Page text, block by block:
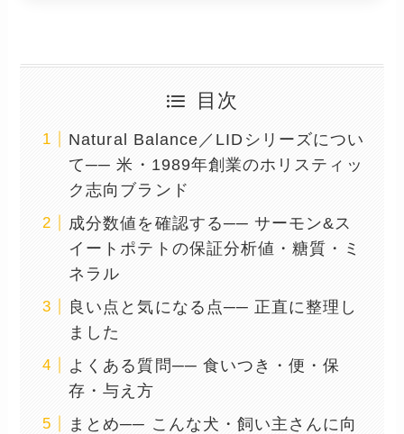
目次
Natural Balance／LIDシリーズについ
て── 米・1989年創業のホリスティッ
ク志向ブランド
成分数値を確認する── サーモン&ス
イートポテトの保証分析値・糖質・ミ
ネラル
良い点と気になる点── 正直に整理し
ました
よくある質問── 食いつき・便・保
存・与え方
まとめ── こんな犬・飼い主さんに向